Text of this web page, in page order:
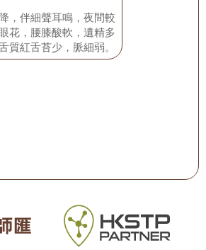
，伴細聲耳鳴，夜間較
花，腰膝酸軟，遺精多
質紅舌苔少，脈細弱。